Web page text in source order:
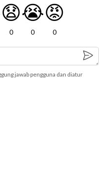
😧
0
😭
0
😡
0
jawab pengguna dan diatur